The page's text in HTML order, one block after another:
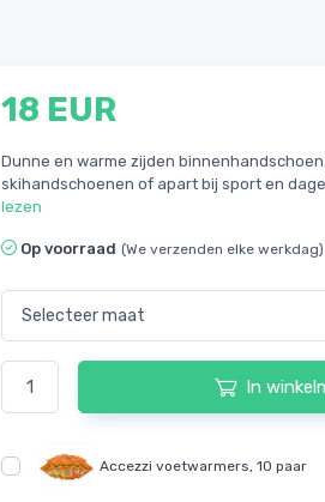
18 EUR
Dunne en warme zijden
skihandschoenen of apart bij sport en
lezen
Op voorraad (We verzenden elke werkdag)
In
Accezzi voetwarmers, 10 paar